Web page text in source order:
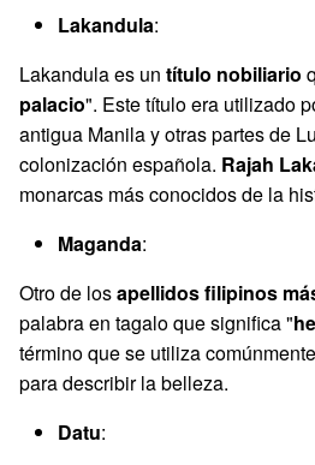
Lakandula:
Lakandula es un título nobiliario
palacio". Este título era utilizado
antigua Manila y otras partes de
colonización española. Rajah
monarcas más conocidos de la
Maganda:
Otro de losapellidos filipinos
palabra en tagalo que significa "
término que se utiliza
para describir la belleza.
Datu: